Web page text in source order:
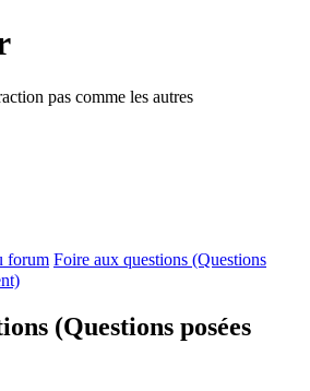
pas comme les autres
forum Foire aux questions (Questions
(Questions posées